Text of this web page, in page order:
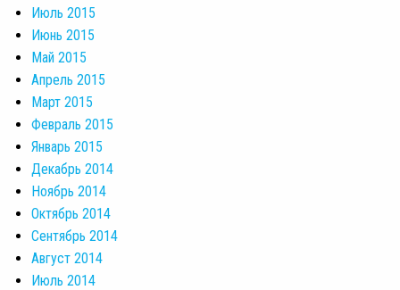
Июль 2015
Июнь 2015
Май 2015
Апрель 2015
Март 2015
Февраль 2015
Январь 2015
Декабрь 2014
Ноябрь 2014
Октябрь 2014
Сентябрь 2014
Август 2014
Июль 2014